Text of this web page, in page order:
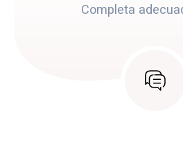
Completa